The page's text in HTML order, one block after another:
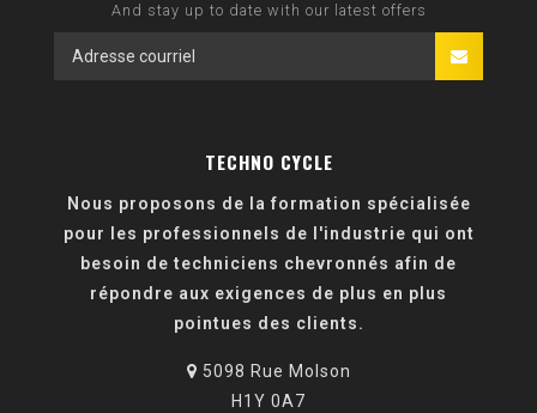
And stay up to date with our latest offers
TECHNO CYCLE
Nous proposons de la formation spécialisée
pour les professionnels de l'industrie qui ont
besoin de techniciens chevronnés afin de
répondre aux exigences de plus en plus
pointues des clients.
5098 Rue Molson
H1Y 0A7